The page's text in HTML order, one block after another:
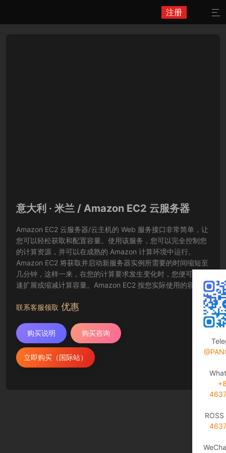
注册 
意大利 · 米兰 / Amazon EC2 云服务器
Amazon EC2 云服务器/云主机的 Web 服务接口非常简单，让
您可以轻松获取和配置容量。使用该服务，您可以完全控制您
的计算资源，并可以在成熟的 Amazon 计算环境中运行。
Amazon EC2 将获取并启动新服务器实例所需要的时间缩短至
几分钟，这样一来，在您的计算要求发生变化时，您便可以快
速扩展或缩减计算容量。Amazon EC2 按您实际使用的容量收
费，改变了计算的成本结算方式。Amazon EC2 云服务器还为
开发人员提供了创建故障恢复应用程序以及排除常见故障情况
联系客服领取 优惠
购买说明 购买咨询
立即购买（国际站）